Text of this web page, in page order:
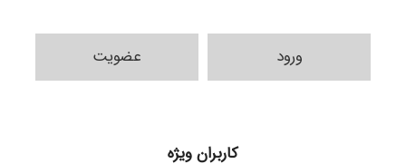
ورود عضویت
کاربران ویژه
H.ghaedi